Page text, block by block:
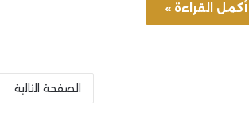
أكمل القراءة »
الصفحة التالية